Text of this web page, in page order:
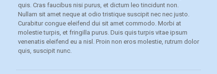
quis. Cras faucibus nisi purus, et dictum leo tincidunt non.
Nullam sit amet neque at odio tristique suscipit nec nec justo.
Curabitur congue eleifend dui sit amet commodo. Morbi at
molestie turpis, et fringilla purus. Duis quis turpis vitae ipsum
venenatis eleifend eu a nisl. Proin non eros molestie, rutrum dolor
quis, suscipit nunc.